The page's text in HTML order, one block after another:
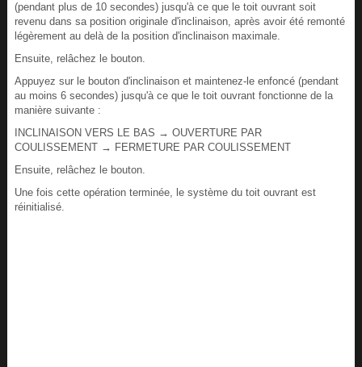
(pendant plus de 10 secondes) jusqu'à ce que le toit ouvrant soit
revenu dans sa position originale d'inclinaison, après avoir été remonté
légèrement au delà de la position d'inclinaison maximale.
Ensuite, relâchez le bouton.
Appuyez sur le bouton d'inclinaison et maintenez-le enfoncé (pendant
au moins 6 secondes) jusqu'à ce que le toit ouvrant fonctionne de la
manière suivante :
INCLINAISON VERS LE BAS → OUVERTURE PAR
COULISSEMENT → FERMETURE PAR COULISSEMENT
Ensuite, relâchez le bouton.
Une fois cette opération terminée, le système du toit ouvrant est
réinitialisé.